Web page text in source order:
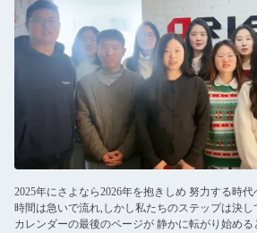
2025年にさよなら2026年を抱きしめ 努力する時
時間は急いで流れ,しかし私たちのステップは決し
カレンダーの最後のページが 静かに転がり始める